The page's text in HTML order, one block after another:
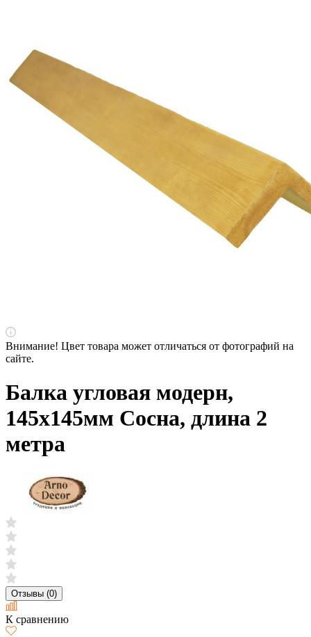
Внимание! Цвет товара может отличаться от фотографий на
сайте.
Балка угловая модерн,
145х145мм Сосна, длина 2
метра
Отзывы (0)
К сравнению